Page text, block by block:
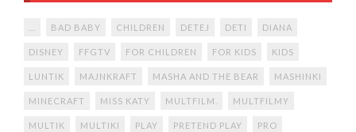
BAD BABY CHILDREN DETEJ DETI DIANA
DISNEY FFGTV FOR CHILDREN FOR KIDS KIDS
LUNTIK MAJNKRAFT MASHA AND THE BEAR MASHINKI
MINECRAFT MISS KATY MULTFILM. MULTFILMY
MULTIK MULTIKI PLAY PRETEND PLAY PRO